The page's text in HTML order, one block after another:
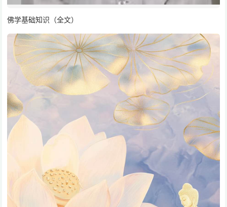
佛学基础知识（全文）